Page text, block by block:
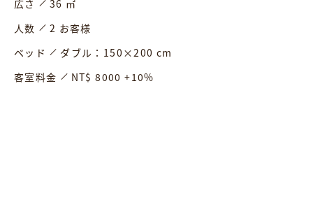
広さ
36 ㎡
人数
2 お客様
ベッド
ダブル：150×200 cm
客室料金
NT$ 8000 +10%